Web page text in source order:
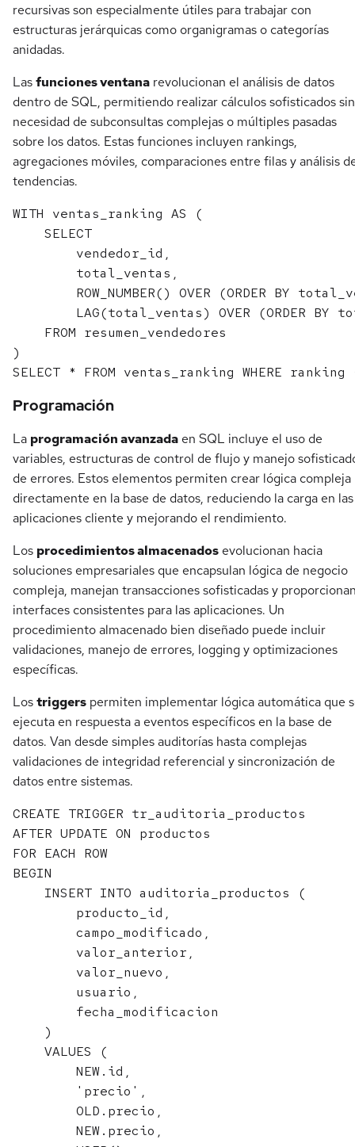
recursivas son especialmente útiles para trabajar con
estructuras jerárquicas como organigramas o categorías
anidadas.
Lasfunciones ventana revolucionan el análisis de datos
dentro de SQL, permitiendo realizar cálculos sofisticados sin
necesidad de subconsultas complejas o múltiples pasadas
sobre los datos. Estas funciones incluyen rankings,
agregaciones móviles, comparaciones entre filas y análisis
tendencias.
WITH ventas_ranking AS (
    SELECT
        vendedor_id,
        total_ventas,
ROW_NUMBER() OVER (ORDER BY
LAG(total_ventas) OVER (ORDER BY
    FROM resumen_vendedores
)
Programación
La programación avanzada en SQL incluye el uso de
variables, estructuras de control de flujo y manejo
de errores. Estos elementos permiten crear lógica compleja
directamente en la base de datos, reduciendo la carga en las
aplicaciones cliente y mejorando el rendimiento.
Los procedimientos almacenados evolucionan hacia
soluciones empresariales que encapsulan lógica de negocio
compleja, manejan transacciones sofisticadas y
interfaces consistentes para las aplicaciones. Un
procedimiento almacenado bien diseñado puede incluir
validaciones, manejo de errores, logging y optimizaciones
específicas.
Lostriggers permiten implementar lógica automática que
ejecuta en respuesta a eventos específicos en la base de
datos. Van desde simples auditorías hasta complejas
validaciones de integridad referencial y sincronización de
datos entre sistemas.
CREATE TRIGGER tr_auditoria_productos
AFTER UPDATE ON productos
FOR EACH ROW
BEGIN
    INSERT INTO auditoria_productos (
        producto_id,
        campo_modificado,
        valor_anterior,
        valor_nuevo,
        usuario,
        fecha_modificacion
    )
    VALUES (
        NEW.id,
        'precio',
        OLD.precio,
        NEW.precio,